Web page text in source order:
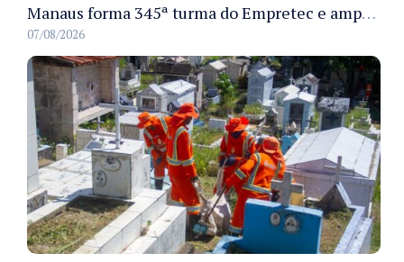
Manaus forma 345ª turma do Empretec e amplia qualificação de empreendedores na cidade
07/08/2026